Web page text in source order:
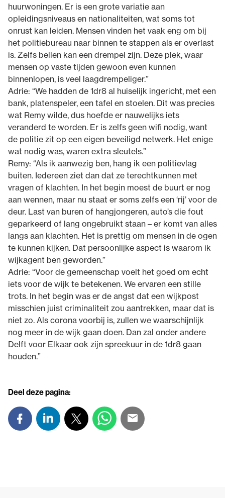
huurwoningen. Er is een grote variatie aan
opleidingsniveaus en nationaliteiten, wat soms tot
onrust kan leiden. Mensen vinden het vaak eng om bij
het politiebureau naar binnen te stappen als er overlast
is. Zelfs bellen kan een drempel zijn. Deze plek, waar
mensen op vaste tijden gewoon even kunnen
binnenlopen, is veel laagdrempeliger.”
Adrie: “We hadden de 1dr8 al huiselijk ingericht, met een
bank, platenspeler, een tafel en stoelen. Dit was precies
wat Remy wilde, dus hoefde er nauwelijks iets
veranderd te worden. Er is zelfs geen wifi nodig, want
de politie zit op een eigen beveiligd netwerk. Het enige
wat nodig was, waren extra sleutels.”
Remy: “Als ik aanwezig ben, hang ik een politievlag
buiten. Iedereen ziet dan dat ze terechtkunnen met
vragen of klachten. In het begin moest de buurt er nog
aan wennen, maar nu staat er soms zelfs een ‘rij’ voor de
deur. Last van buren of hangjongeren, auto’s die fout
geparkeerd of lang ongebruikt staan – er komt van alles
langs aan klachten. Het is prettig om mensen in de ogen
te kunnen kijken. Dat persoonlijke aspect is waarom ik
wijkagent ben geworden.”
Adrie: “Voor de gemeenschap voelt het goed om echt
iets voor de wijk te betekenen. We ervaren een stille
trots. In het begin was er de angst dat een wijkpost
misschien juist criminaliteit zou aantrekken, maar dat is
niet zo. Als corona voorbij is, zullen we waarschijnlijk
nog meer in de wijk gaan doen. Dan zal onder andere
Delft voor Elkaar ook zijn spreekuur in de 1dr8 gaan
houden.”
Deel deze pagina: